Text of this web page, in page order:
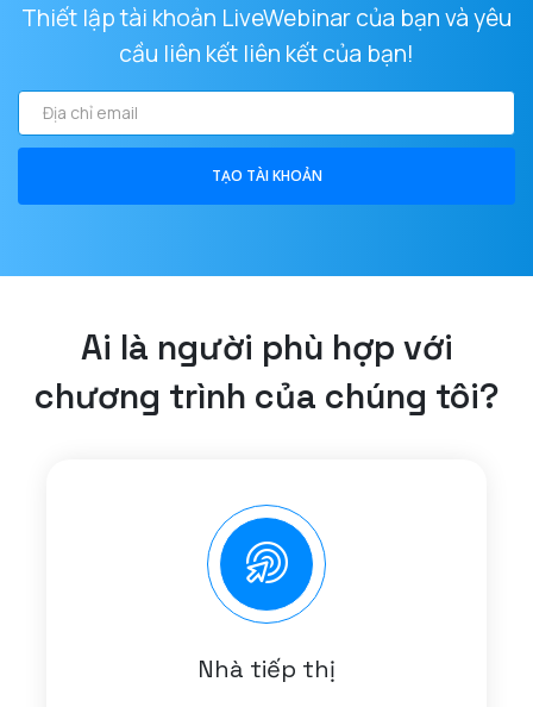
Thiết lập tài khoản LiveWebinar của bạn và yêu
cầu liên kết liên kết của bạn!
Địa
chỉ
TẠO TÀI KHOẢN
Ai là người phù hợp với
chương trình của chúng tôi?
Nhà tiếp thị